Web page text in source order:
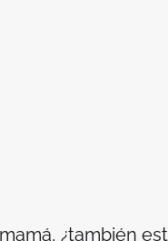
¿también